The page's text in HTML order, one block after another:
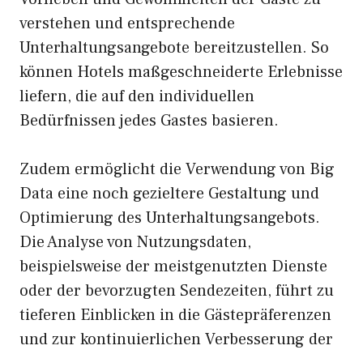
verstehen und entsprechende
Unterhaltungsangebote bereitzustellen. So
können Hotels maßgeschneiderte Erlebnisse
liefern, die auf den individuellen
Bedürfnissen jedes Gastes basieren.
Zudem ermöglicht die Verwendung von Big
Data eine noch gezieltere Gestaltung und
Optimierung des Unterhaltungsangebots.
Die Analyse von Nutzungsdaten,
beispielsweise der meistgenutzten Dienste
oder der bevorzugten Sendezeiten, führt zu
tieferen Einblicken in die Gästepräferenzen
und zur kontinuierlichen Verbesserung der